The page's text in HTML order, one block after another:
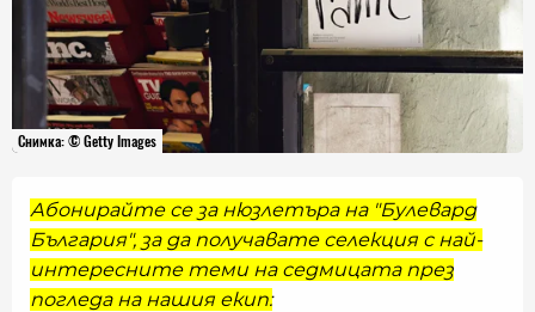
Снимка: © Getty Images
Абонирайте се за нюзлетъра на "Булевард
България", за да получавате селекция с най-
интересните теми на седмицата през
погледа на нашия екип: